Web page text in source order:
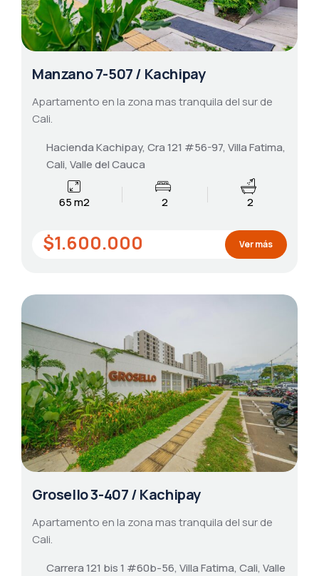
Manzano 7-507 / Kachipay
Apartamento en la zona mas tranquila del sur de
Cali.
Hacienda Kachipay, Cra 121 #56-97, Villa Fatima,
Cali, Valle del Cauca
65 m2 2 2
$1.600.000 Ver más
Grosello 3-407 / Kachipay
Apartamento en la zona mas tranquila del sur de
Cali.
Carrera 121 bis 1 #60b-56, Villa Fatima, Cali, Valle